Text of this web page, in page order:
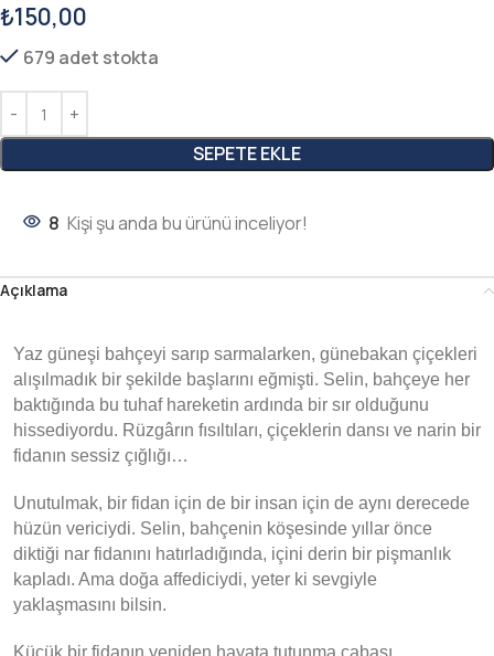
₺150,00
679 adet stokta
SEPETE EKLE
8 Kişi şu anda bu ürünü inceliyor!
Açıklama
Yaz güneşi bahçeyi sarıp sarmalarken, günebakan çiçekleri
alışılmadık bir şekilde başlarını eğmişti. Selin, bahçeye her
baktığında bu tuhaf hareketin ardında bir sır olduğunu
hissediyordu. Rüzgârın fısıltıları, çiçeklerin dansı ve narin bir
fidanın sessiz çığlığı…
Unutulmak, bir fidan için de bir insan için de aynı derecede
hüzün vericiydi. Selin, bahçenin köşesinde yıllar önce
diktiği nar fidanını hatırladığında, içini derin bir pişmanlık
kapladı. Ama doğa affediciydi, yeter ki sevgiyle
yaklaşmasını bilsin.
Küçük bir fidanın yeniden hayata tutunma çabası,